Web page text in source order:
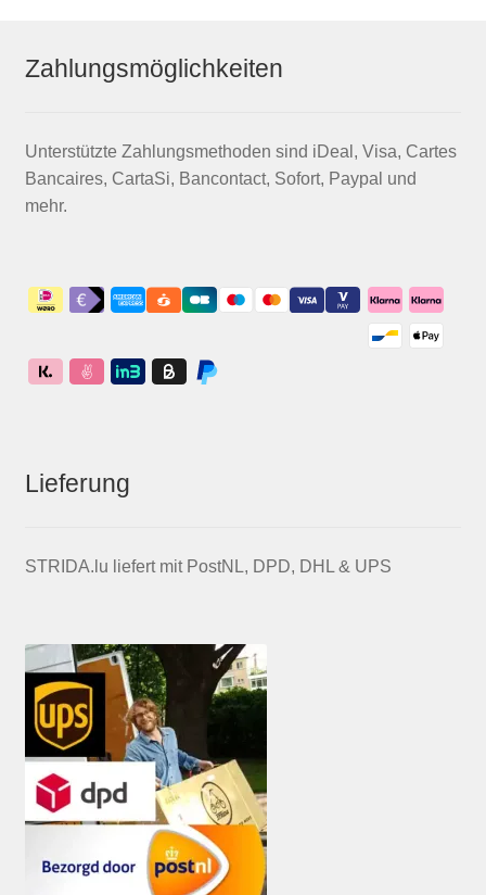
Zahlungsmöglichkeiten
Unterstützte Zahlungsmethoden sind iDeal, Visa, Cartes
Bancaires, CartaSi, Bancontact, Sofort, Paypal und
mehr.
Lieferung
STRIDA.lu liefert mit PostNL, DPD, DHL & UPS